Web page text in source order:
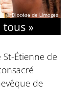
© Diocèse de Limoges
»
Étienne de
de